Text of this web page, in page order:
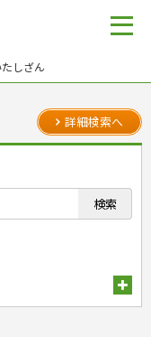
しざん
詳細検索へ